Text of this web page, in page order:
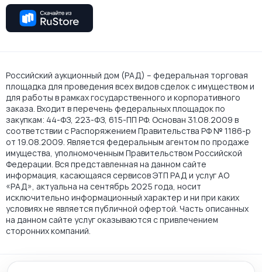
Российский аукционный дом (РАД) – федеральная торговая
площадка для проведения всех видов сделок с имуществом и
для работы в рамках государственного и корпоративного
заказа. Входит в перечень федеральных площадок по
закупкам: 44-ФЗ, 223-ФЗ, 615-ПП РФ. Основан 31.08.2009 в
соответствии с Распоряжением Правительства РФ № 1186-р
от 19.08.2009. Является федеральным агентом по продаже
имущества, уполномоченным Правительством Российской
Федерации. Вся представленная на данном сайте
информация, касающаяся сервисов ЭТП РАД и услуг АО
«РАД», актуальна на сентябрь 2025 года, носит
исключительно информационный характер и ни при каких
условиях не является публичной офертой. Часть описанных
на данном сайте услуг оказываются с привлечением
сторонних компаний.